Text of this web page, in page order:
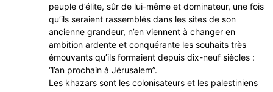
peuple d’élite, sûr de lui-même et dominateur, une fois
qu’ils seraient rassemblés dans les sites de son
ancienne grandeur, n’en viennent à changer en
ambition ardente et conquérante les souhaits très
émouvants qu’ils formaient depuis dix-neuf siècles :
“l’an prochain à Jérusalem”.
Les khazars sont les colonisateurs et les palestiniens